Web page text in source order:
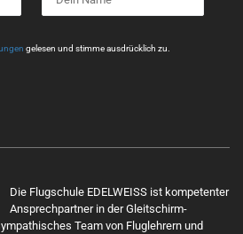
gelesen und stimme ausdrücklich zu.
Die Flugschule EDELWEISS ist kompetenter
Ansprechpartner in der Gleitschirm-
Team von Fluglehrern und